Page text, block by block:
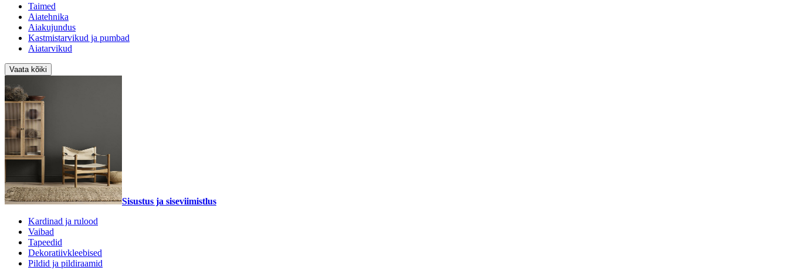
Taimed
Aiatehnika
Aiakujundus
Kastmistarvikud ja pumbad
Aiatarvikud
Vaata kõiki
Sisustus ja siseviimistlus
Kardinad ja rulood
Vaibad
Tapeedid
Dekoratiivkleebised
Pildid ja pildiraamid